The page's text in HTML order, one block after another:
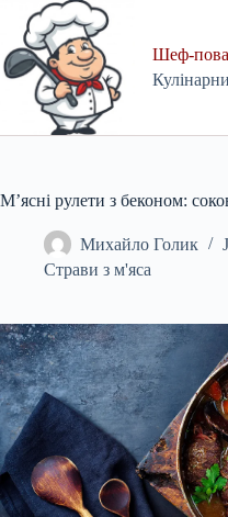
content
Шеф-
М’ясні рулети з беконом:
Михайло Голик
Страви з м'яса